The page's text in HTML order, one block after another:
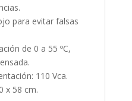
para evitar falsas
de 0 a 55 ºC,
110 Vca.
x 58 cm.